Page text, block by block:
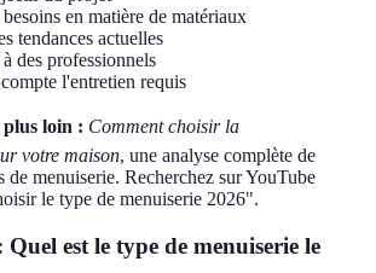
en matière de matériaux
tendances actuelles
des professionnels
l'entretien requis
loin : Comment choisir la
votre maison, une analyse complète de
de menuiserie. Recherchez sur YouTube
le type de menuiserie 2026".
est le type de menuiserie le